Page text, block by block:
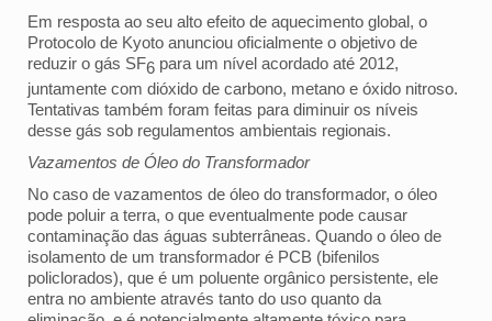
Em resposta ao seu alto efeito de aquecimento global, o
Protocolo de Kyoto anunciou oficialmente o objetivo de
reduzir o gás SF6 para um nível acordado até 2012,
juntamente com dióxido de carbono, metano e óxido nitroso.
Tentativas também foram feitas para diminuir os níveis
desse gás sob regulamentos ambientais regionais.
Vazamentos de Óleo do Transformador
No caso de vazamentos de óleo do transformador, o óleo
pode poluir a terra, o que eventualmente pode causar
contaminação das águas subterrâneas. Quando o óleo de
isolamento de um transformador é PCB (bifenilos
policlorados), que é um poluente orgânico persistente, ele
entra no ambiente através tanto do uso quanto da